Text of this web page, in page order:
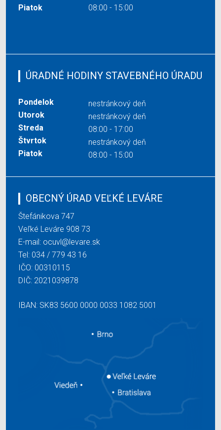
Piatok
08:00 - 15:00
ÚRADNÉ HODINY STAVEBNÉHO ÚRADU
Pondelok
nestránkový deň
Utorok
nestránkový deň
Streda
08:00 - 17:00
Štvrtok
nestránkový deň
Piatok
08:00 - 15:00
OBECNÝ ÚRAD VEĽKÉ LEVÁRE
Štefánikova 747
Veľké Leváre 908 73
E-mail: ocuvl@levare.sk
Tel: 034 / 779 43 16
IČO: 00310115
DIČ: 2021039878
IBAN: SK83 5600 0000 0033 1082 5001